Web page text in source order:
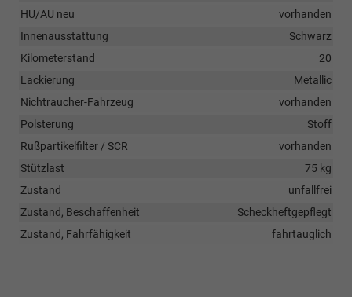
HU/AU neu
vorhanden
Innenausstattung
Schwarz
Kilometerstand
20
Lackierung
Metallic
Nichtraucher-Fahrzeug
vorhanden
Polsterung
Stoff
Rußpartikelfilter / SCR
vorhanden
Stützlast
75 kg
Zustand
unfallfrei
Zustand, Beschaffenheit
Scheckheftgepflegt
Zustand, Fahrfähigkeit
fahrtauglich